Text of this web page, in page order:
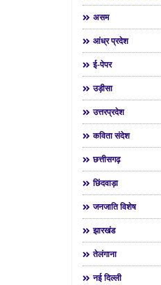
असम
आंध्र प्रदेश
ई-पेपर
उड़ीसा
उत्तरप्रदेश
कविता संदेश
छत्तीसगढ़
छिंदवाड़ा
जनजाति विशेष
झारखंड
तेलंगाना
नई दिल्ली